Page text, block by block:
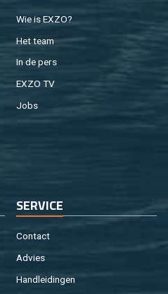
Wie is EXZO?
Het team
In de pers
EXZO TV
Jobs
SER­VI­CE
Con­tact
Ad­vies
Hand­lei­din­gen